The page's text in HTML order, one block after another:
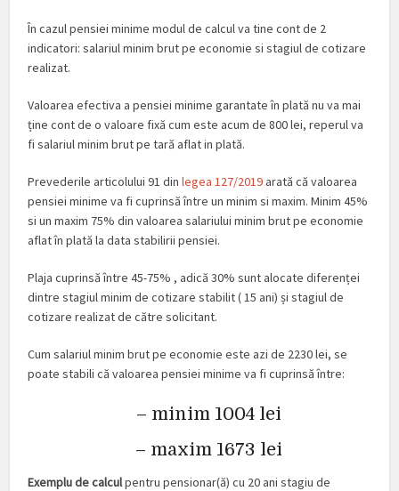
În cazul pensiei minime modul de calcul va tine cont de 2
indicatori: salariul minim brut pe economie si stagiul de cotizare
realizat.
Valoarea efectiva a pensiei minime garantate în plată nu va mai
ține cont de o valoare fixă cum este acum de 800 lei, reperul va
fi salariul minim brut pe tară aflat in plată.
Prevederile articolului 91 dinlegea 127/2019 arată că valoarea
pensiei minime va fi cuprinsă între un minim si maxim. Minim 45%
si un maxim 75% din valoarea salariului minim brut pe economie
aflat în plată la data stabilirii pensiei.
Plaja cuprinsă între 45-75% , adică 30% sunt alocate diferenței
dintre stagiul minim de cotizare stabilit ( 15 ani) și stagiul de
cotizare realizat de către solicitant.
Cum salariul minim brut pe economie este azi de 2230 lei, se
poate stabili că valoarea pensiei minime va fi cuprinsă între:
– minim 1004 lei
– maxim 1673 lei
Exemplu de calculpentru pensionar(ă) cu 20 ani stagiu de